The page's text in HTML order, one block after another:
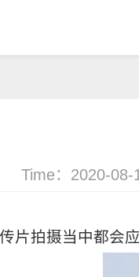
Time：2020-08-
片拍摄当中都会